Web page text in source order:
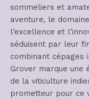
sommeliers et
aventure, le
l’excellence et
séduisent par leur
combinant cépages
Grover marque une
de la viticulture
prometteur pour ce